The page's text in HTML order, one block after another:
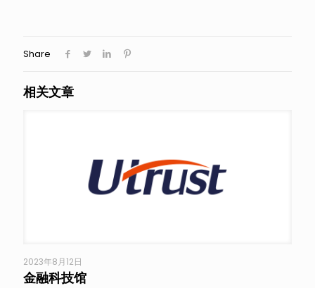
Share
相关文章
2023年8月12日
金融科技馆